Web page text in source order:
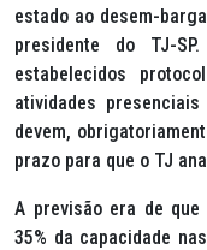
estado ao desem-
presidente do TJ-
estabelecidos
atividades
devem,
prazo para que o TJ
A previsão era de
35% da capacidade